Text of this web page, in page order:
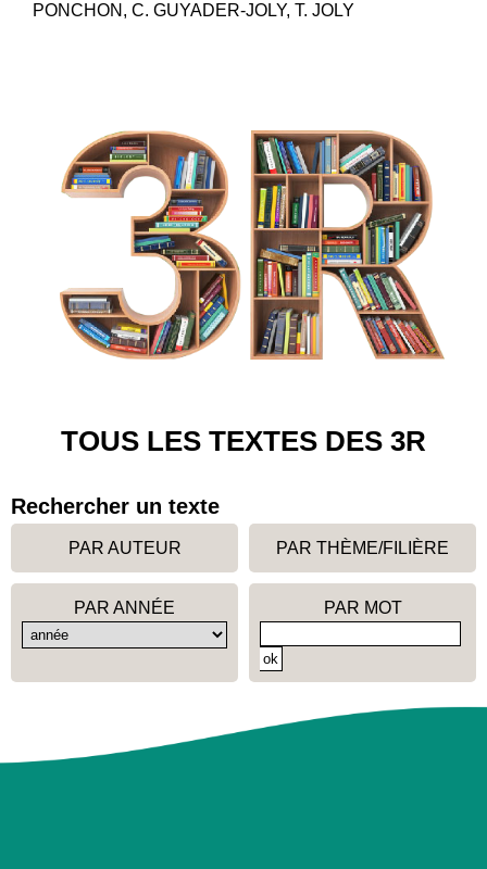
PONCHON, C. GUYADER-JOLY, T. JOLY
TOUS LES TEXTES DES 3R
Rechercher un texte
PAR AUTEUR PAR THÈME/FILIÈRE
PAR ANNÉE PAR MOT